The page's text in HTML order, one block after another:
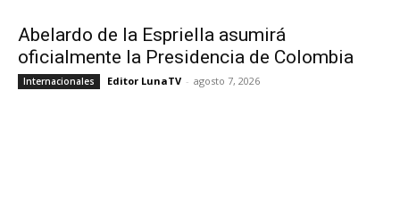
Abelardo de la Espriella asumirá
oficialmente la Presidencia de Colombia
Internacionales Editor LunaTV - agosto 7, 2026